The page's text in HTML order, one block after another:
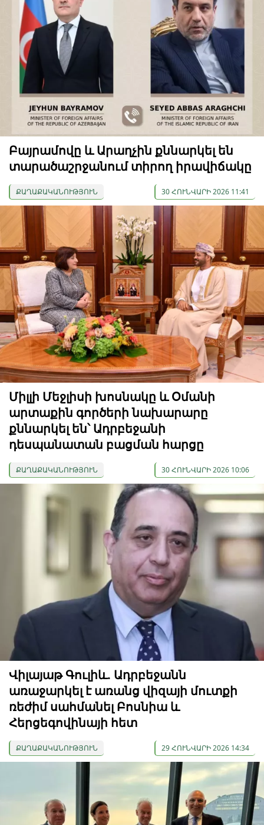
Բայրամովը և Արաղչին քննարկել են
տարածաշրջանում տիրող իրավիճակը
ՔԱՂԱՔԱԿԱՆՈՒԹՅՈՒՆ 30 ՀՈՒՆՎԱՐԻ 2026 11:41
Միլլի Մեջլիսի խոսնակը և Օմանի
արտաքին գործերի նախարարը
քննարկել են՝ Ադրբեջանի
դեսպանատան բացման հարցը
ՔԱՂԱՔԱԿԱՆՈՒԹՅՈՒՆ 30 ՀՈՒՆՎԱՐԻ 2026 10:06
Վիլայաթ Գուլիև. Ադրբեջանն
առաջարկել է առանց վիզայի մուտքի
ռեժիմ սահմանել Բոսնիա և
Հերցեգովինայի հետ
ՔԱՂԱՔԱԿԱՆՈՒԹՅՈՒՆ 29 ՀՈՒՆՎԱՐԻ 2026 14:34